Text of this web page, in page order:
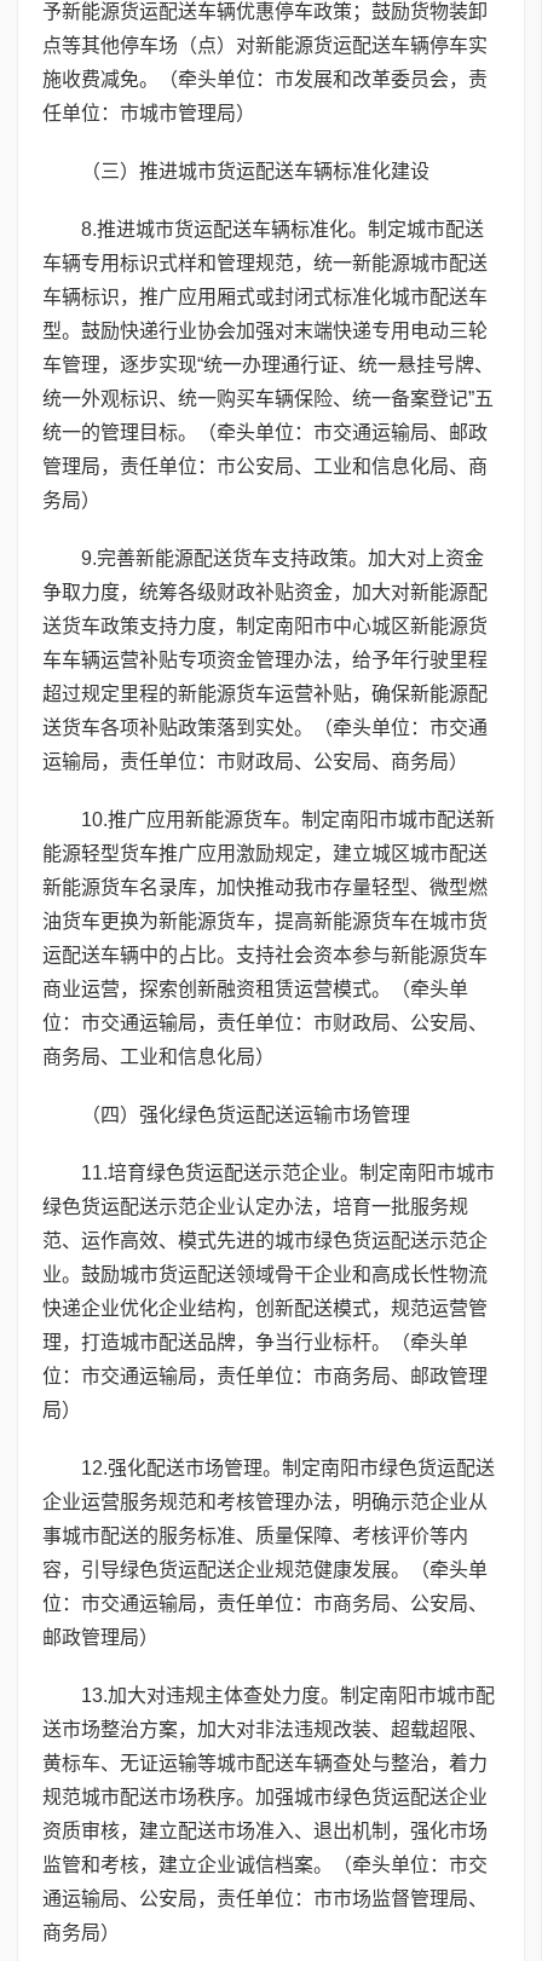
予新能源货运配送车辆优惠停车政策；鼓励货物装卸
点等其他停车场（点）对新能源货运配送车辆停车实
施收费减免。（牵头单位：市发展和改革委员会，责
任单位：市城市管理局）
（三）推进城市货运配送车辆标准化建设
8.推进城市货运配送车辆标准化。制定城市配送
车辆专用标识式样和管理规范，统一新能源城市配送
车辆标识，推广应用厢式或封闭式标准化城市配送车
型。鼓励快递行业协会加强对末端快递专用电动三轮
车管理，逐步实现“统一办理通行证、统一悬挂号牌、
统一外观标识、统一购买车辆保险、统一备案登记”五
统一的管理目标。（牵头单位：市交通运输局、邮政
管理局，责任单位：市公安局、工业和信息化局、商
务局）
9.完善新能源配送货车支持政策。加大对上资金
争取力度，统筹各级财政补贴资金，加大对新能源配
送货车政策支持力度，制定南阳市中心城区新能源货
车车辆运营补贴专项资金管理办法，给予年行驶里程
超过规定里程的新能源货车运营补贴，确保新能源配
送货车各项补贴政策落到实处。（牵头单位：市交通
运输局，责任单位：市财政局、公安局、商务局）
10.推广应用新能源货车。制定南阳市城市配送新
能源轻型货车推广应用激励规定，建立城区城市配送
新能源货车名录库，加快推动我市存量轻型、微型燃
油货车更换为新能源货车，提高新能源货车在城市货
运配送车辆中的占比。支持社会资本参与新能源货车
商业运营，探索创新融资租赁运营模式。（牵头单
位：市交通运输局，责任单位：市财政局、公安局、
商务局、工业和信息化局）
（四）强化绿色货运配送运输市场管理
11.培育绿色货运配送示范企业。制定南阳市城市
绿色货运配送示范企业认定办法，培育一批服务规
范、运作高效、模式先进的城市绿色货运配送示范企
业。鼓励城市货运配送领域骨干企业和高成长性物流
快递企业优化企业结构，创新配送模式，规范运营管
理，打造城市配送品牌，争当行业标杆。（牵头单
位：市交通运输局，责任单位：市商务局、邮政管理
局）
12.强化配送市场管理。制定南阳市绿色货运配送
企业运营服务规范和考核管理办法，明确示范企业从
事城市配送的服务标准、质量保障、考核评价等内
容，引导绿色货运配送企业规范健康发展。（牵头单
位：市交通运输局，责任单位：市商务局、公安局、
邮政管理局）
13.加大对违规主体查处力度。制定南阳市城市配
送市场整治方案，加大对非法违规改装、超载超限、
黄标车、无证运输等城市配送车辆查处与整治，着力
规范城市配送市场秩序。加强城市绿色货运配送企业
资质审核，建立配送市场准入、退出机制，强化市场
监管和考核，建立企业诚信档案。（牵头单位：市交
通运输局、公安局，责任单位：市市场监督管理局、
商务局）